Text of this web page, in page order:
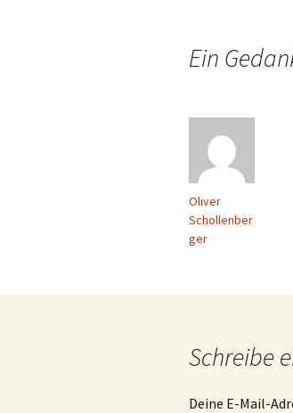
Navigation
Ein
Oliver
Schollenber
ger
Schreibe
Deine E-Mail-